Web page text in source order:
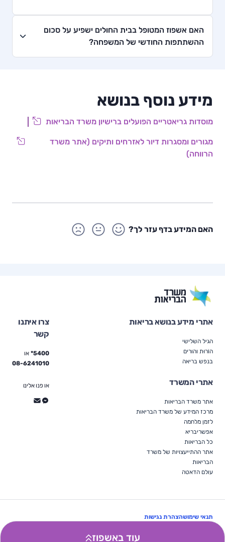
האם אשפוז המטופל בבית החולים ישפיע על סכום
ההשתתפות החודשי של המשפחה?
מידע נוסף בנושא
מוסדות גריאטריים הפועלים ברישיון משרד הבריאות
מגורים ומסגרות דיור לאזרחים ותיקים (אתר משרד
הרווחה)
האם המידע בדף עזר לך?
עוד באשפוז
אתרי מידע בנושא בריאות
הגיל השלישי
הוֹרוּת והורים
בנפש בריאה
אתרי המשרד
אתר משרד הבריאות
מרכז המידע של משרד הבריאות
לזמן מלחמה
אפשריבריא
כל הבריאות
אתר ההתייעצויות של משרד
הבריאות
עולם הדאטה
צרו איתנו
קשר
5400* או
08-6241010
או פנו אלינו
כל הזכויות שמורות למשרד הבריאות © 2026
תנאי שימושהצהרת נגישות